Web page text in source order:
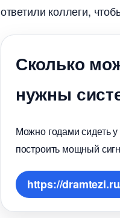
ответили коллеги,
Сколько
нужны
Можно годами сидеть у
построить мощный
https://